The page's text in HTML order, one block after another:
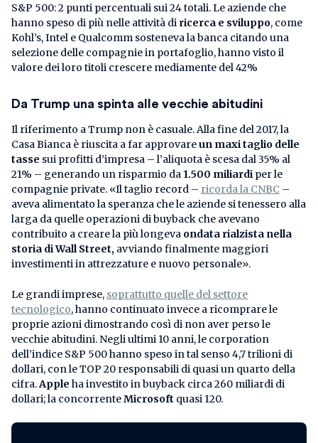
S&P 500: 2 punti percentuali sui 24 totali. Le aziende che
hanno speso di più nelle attività di ricerca e sviluppo, come
Kohl’s, Intel e Qualcomm sosteneva la banca citando una
selezione delle compagnie in portafoglio, hanno visto il
valore dei loro titoli crescere mediamente del 42%
Da Trump una spinta alle vecchie abitudini
Il riferimento a Trump non è casuale. Alla fine del 2017, la
Casa Bianca è riuscita a far approvareun maxi taglio delle
tasse sui profitti d’impresa – l’aliquota è scesa dal 35% al
21% – generando un risparmio da 1.500 miliardi per le
compagnie private. «Il taglio record – ricorda la CNBC –
aveva alimentato la speranza che le aziende si tenessero alla
larga da quelle operazioni di buyback che avevano
contribuito a creare la più longeva ondata rialzista nella
storia di Wall Street, avviando finalmente maggiori
investimenti in attrezzature e nuovo personale».
Le grandi imprese, soprattutto quelle del settore
tecnologico, hanno continuato invece a ricomprare le
proprie azioni dimostrando così di non aver perso le
vecchie abitudini. Negli ultimi 10 anni, le corporation
dell’indice S&P 500 hanno speso in tal senso 4,7 trilioni di
dollari, con le TOP 20 responsabili di quasi un quarto della
cifra.Apple ha investito in buyback circa 260 miliardi di
dollari; la concorrenteMicrosoft quasi 120.